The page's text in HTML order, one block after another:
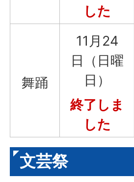
した
舞踊
11月24
日（日曜
日）
終了しま
した
文芸祭